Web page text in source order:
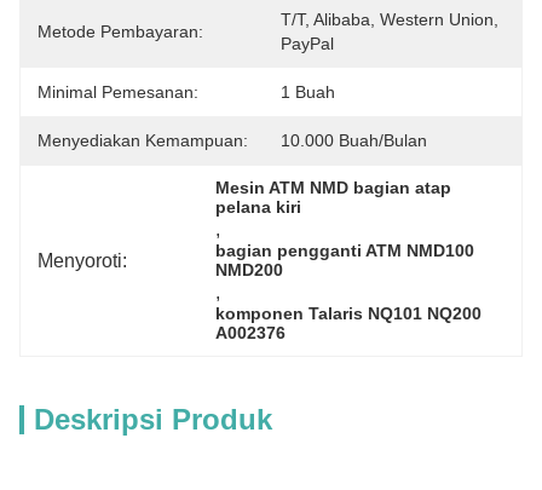
Metode Pembayaran:
T/T, Alibaba, Western Union,
PayPal
Minimal Pemesanan: 1 Buah
Menyediakan Kemampuan: 10.000 Buah/bulan
Menyoroti:
Mesin ATM NMD bagian atap
pelana kiri
,
bagian pengganti ATM NMD100
NMD200
,
komponen Talaris NQ101 NQ200
A002376
Deskripsi Produk